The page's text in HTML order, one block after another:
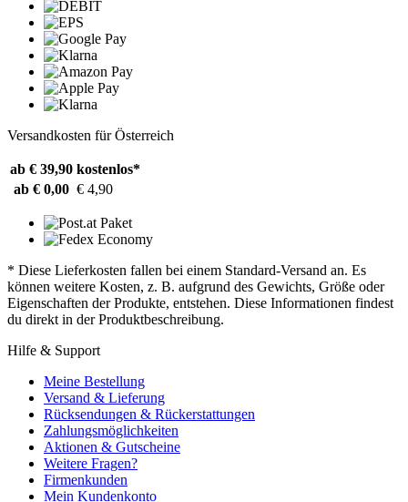
Versandkosten für Österreich
ab € 39,90 kostenlos*
ab € 0,00 € 4,90
* Diese Lieferkosten fallen bei einem Standard-Versand an. Es
können weitere Kosten, z. B. aufgrund des Gewichts, Größe oder
Eigenschaften der Produkte, entstehen. Diese Informationen findest
du direkt in der Produktbeschreibung.
Hilfe & Support
Meine Bestellung
Versand & Lieferung
Rücksendungen & Rückerstattungen
Zahlungsmöglichkeiten
Aktionen & Gutscheine
Weitere Fragen?
Firmenkunden
Mein Kundenkonto